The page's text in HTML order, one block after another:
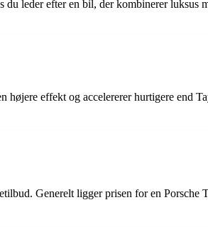
leder efter en bil, der kombinerer luksus
effekt og accelererer hurtigere end
Generelt ligger prisen for en Porsche